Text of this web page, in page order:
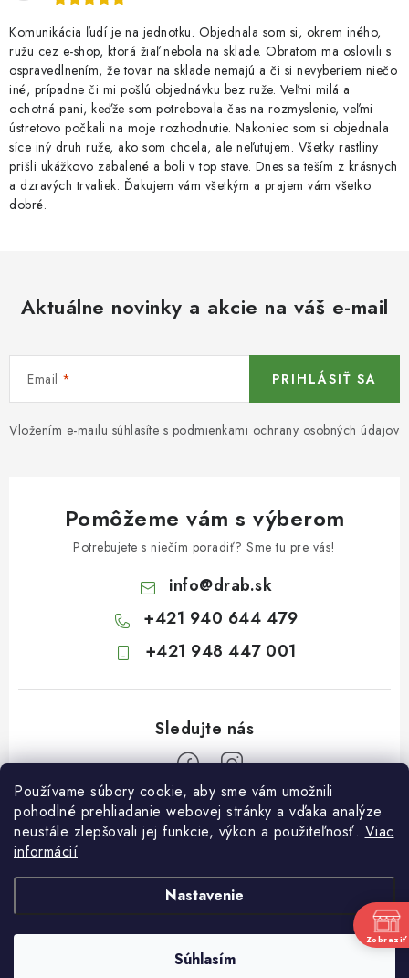
Používame súbory cookie, aby sme vám umožnili
pohodlné prehliadanie webovej stránky a vďaka analýze
neustále zlepšovali jej funkcie, výkon a použiteľnosť. Viac
informácií
Nastavenie
Súhlasím
Komunikácia ľudí je na jednotku. Objednala som si, okrem iného,
ružu cez e-shop, ktorá žiaľ nebola na sklade. Obratom ma oslovili s
ospravedlnením, že tovar na sklade nemajú a či si nevyberiem niečo
iné, prípadne či mi pošlú objednávku bez ruže. Veľmi milá a
ochotná pani, keďže som potrebovala čas na rozmyslenie, veľmi
ústretovo počkali na moje rozhodnutie. Nakoniec som si objednala
síce iný druh ruže, ako som chcela, ale neľutujem. Všetky rastliny
prišli ukážkovo zabalené a boli v top stave. Dnes sa teším z krásnych
a dzravých trvaliek. Ďakujem vám všetkým a prajem vám všetko
dobré.
Aktuálne novinky a akcie na váš e-mail
Email
Vložením e-mailu súhlasíte s podmienkami ochrany osobných údajov
PRIHLÁSIŤ SA
Pomôžeme vám s výberom
Potrebujete s niečím poradiť? Sme tu pre vás!
info@drab.sk
+421 940 644 479
+421 948 447 001
Informácie pre vás
Podmienky ochrany osobných údajov
Záhradkárstvo Dráb. Všetky práva vyhradené.
Zobraziť